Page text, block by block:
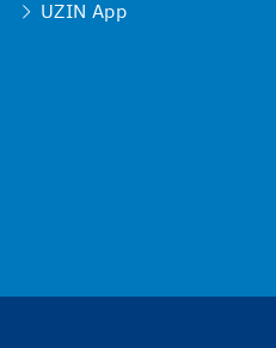
UZIN App